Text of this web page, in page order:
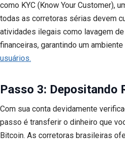
como KYC (Know Your Customer),
todas as corretoras sérias devem
atividades ilegais como lavagem
financeiras, garantindo um ambiente
usuários.
Passo 3: Depositando
Com sua conta devidamente
passo é transferir o dinheiro que
Bitcoin. As corretoras brasileiras